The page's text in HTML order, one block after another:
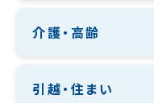
介護・高齢
引越・住まい